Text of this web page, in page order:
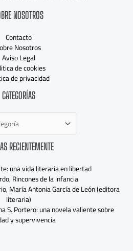
NOSOTROS
Contacto
Nosotros
Aviso Legal
de cookies
de privacidad
CATEGORÍAS
RECIENTEMENTE
una vida literaria en libertad
Rincones de la infancia
María Antonia García de León (editora
literaria)
S. Portero: una novela valiente sobre
y supervivencia